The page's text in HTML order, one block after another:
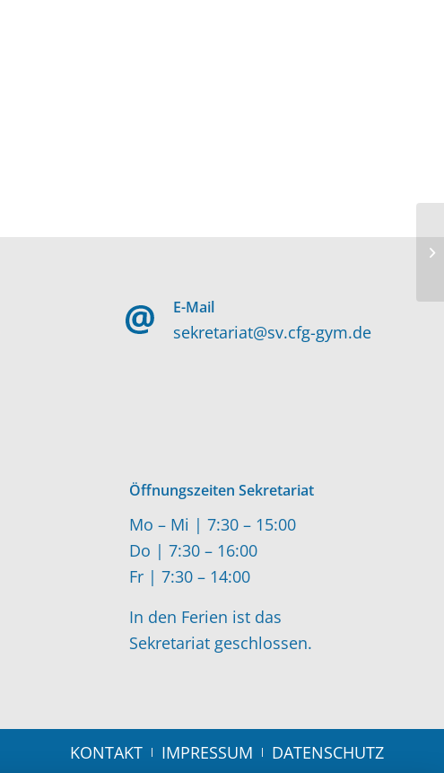
E-Mail
sekretariat@sv.cfg-gym.de
Öffnungszeiten Sekretariat
Mo – Mi | 7:30 – 15:00
Do | 7:30 – 16:00
Fr | 7:30 – 14:00
In den Ferien ist das
Sekretariat geschlossen.
KONTAKT IMPRESSUM DATENSCHUTZ